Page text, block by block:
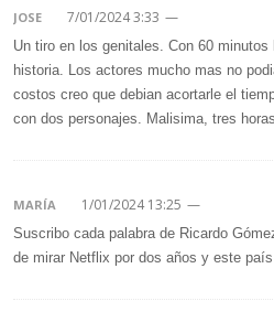
JOSE 7/01/2024 3:33 —
Un tiro en los genitales. Con 60
historia. Los actores mucho mas no
costos creo que debian acortarle el
con dos personajes. Malisima, tres
MARÍA 1/01/2024 13:25 —
Suscribo cada palabra de Ricardo
de mirar Netflix por dos años y este